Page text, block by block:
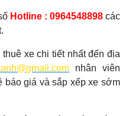
Hotline : 0964548898 các
xe chi tiết nhất đến địa
nhân viên
báo giá và sắp xếp xe sớm